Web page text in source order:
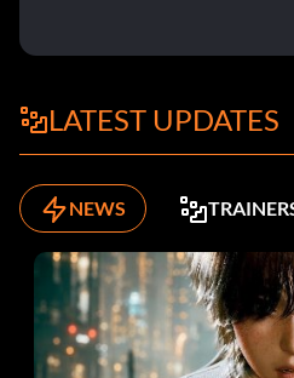
LATEST UPDATES
NEWS